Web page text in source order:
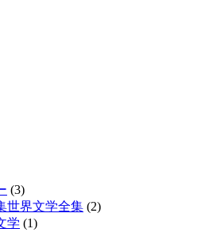
(3)
世界文学全集 (2)
学 (1)